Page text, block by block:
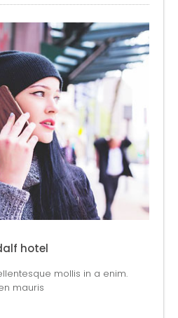
hotel
mollis in a enim.
mauris